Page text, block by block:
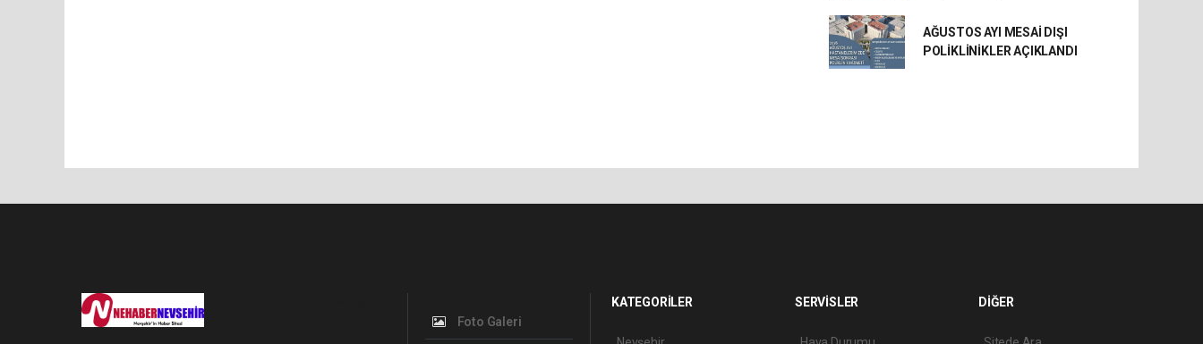
AĞUSTOS AYI MESAİ DIŞI
POLİKLİNİKLER AÇIKLANDI
Foto Galeri
KATEGORİLER SERVİSLER DİĞER